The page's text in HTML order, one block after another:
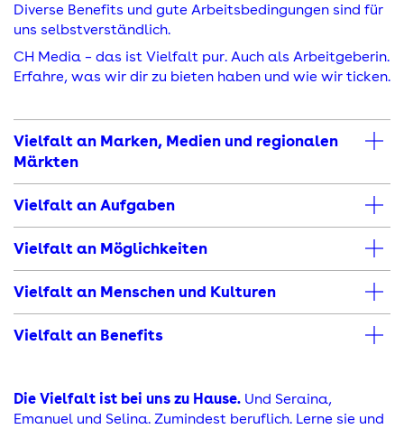
Diverse Benefits und gute Arbeitsbedingungen sind für
uns selbstverständlich.
CH Media – das ist Vielfalt pur. Auch als Arbeitgeberin.
Erfahre, was wir dir zu bieten haben und wie wir ticken.
Vielfalt an Marken, Medien und regionalen
Märkten
Vielfalt an Aufgaben
Vielfalt an Möglichkeiten
Vielfalt an Menschen und Kulturen
Vielfalt an Benefits
Die Vielfalt ist bei uns zu Hause. Und Seraina,
Emanuel und Selina. Zumindest beruflich. Lerne sie und